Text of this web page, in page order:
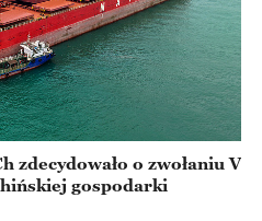
zdecydowało o zwołaniu V
gospodarki